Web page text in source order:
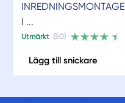
INREDNINGSMONTAGE
I ...
Utmärkt (50)
Lägg till snickare